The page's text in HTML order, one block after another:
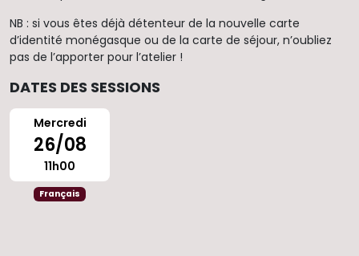
NB : si vous êtes déjà détenteur de la nouvelle carte
d’identité monégasque ou de la carte de séjour, n’oubliez
pas de l’apporter pour l’atelier !
DATES DES SESSIONS
Mercredi
26/08
11h00
Français